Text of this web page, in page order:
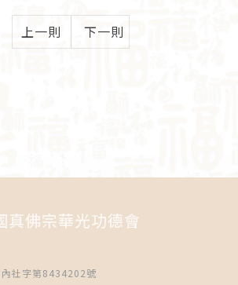
上一則 下一則
真佛宗華光功德會
社字第8434202號